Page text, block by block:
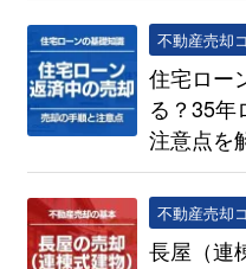
不動産売却
住宅ロー
る？35年
注意点を
不動産売却
長屋（連